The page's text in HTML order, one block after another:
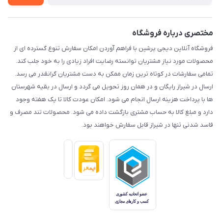
مختصری درباره فروشگاه
فروشگاه آنلاین دیجی پرشین با فراهم آوردن امکان سفارش تنوع گسترده ای از
محصولات مورد نیاز مشتریان توانسته رضایت افراد زیادی را به خود جلب کند.
تمامی سفارشات در کوتاه ترین زمان ممکن به دست مشتریان گرانقدر می رسد.
ارسال در شیراز رایگان و در همان روز تحویل می گردد و ارسال در بقیه شهرستان
ها با پرداخت هزینه ارسال انجام می شود. امکان عودت کالا تا یک هفته وجود
دارد و مبلغ کالا به حساب مشتری بازگشت داده می شود. محصولات تند مصرف و
فاسد شدنی تنها در شیراز قابل سفارش خواهند بود.